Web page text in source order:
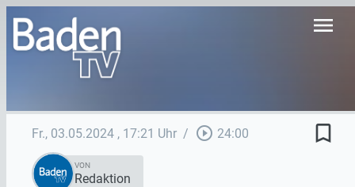
menu
Fr., 03.05.2024 , 17:21 Uhr / play_circle_outline 24:00 bookmark_border
VON
Redaktion